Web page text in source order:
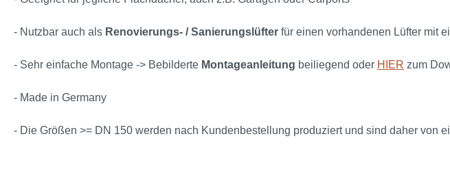
- Nutzbar auch als Renovierungs- / Sanierungslüfter für einen vorhandenen Lüfter mit
- Sehr einfache Montage -> Bebilderte Montageanleitung beiliegend oder HIER zum
- Made in Germany
- Die Größen >= DN 150 werden nach Kundenbestellung produziert und sind daher von